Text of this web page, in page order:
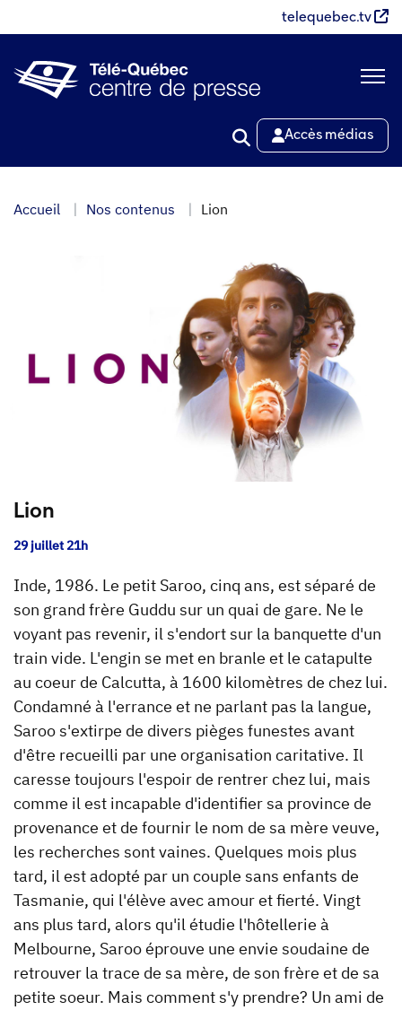
au
principal
telequebec.tv
Accès médias
Accueil Nos contenus Lion
Lion
29 juillet 21h
Inde, 1986. Le petit Saroo, cinq ans, est séparé de
son grand frère Guddu sur un quai de gare. Ne le
voyant pas revenir, il s'endort sur la banquette d'un
train vide. L'engin se met en branle et le catapulte
au coeur de Calcutta, à 1600 kilomètres de chez lui.
Condamné à l'errance et ne parlant pas la langue,
Saroo s'extirpe de divers pièges funestes avant
d'être recueilli par une organisation caritative. Il
caresse toujours l'espoir de rentrer chez lui, mais
comme il est incapable d'identifier sa province de
provenance et de fournir le nom de sa mère veuve,
les recherches sont vaines. Quelques mois plus
tard, il est adopté par un couple sans enfants de
Tasmanie, qui l'élève avec amour et fierté. Vingt
ans plus tard, alors qu'il étudie l'hôtellerie à
Melbourne, Saroo éprouve une envie soudaine de
retrouver la trace de sa mère, de son frère et de sa
petite soeur. Mais comment s'y prendre? Un ami de